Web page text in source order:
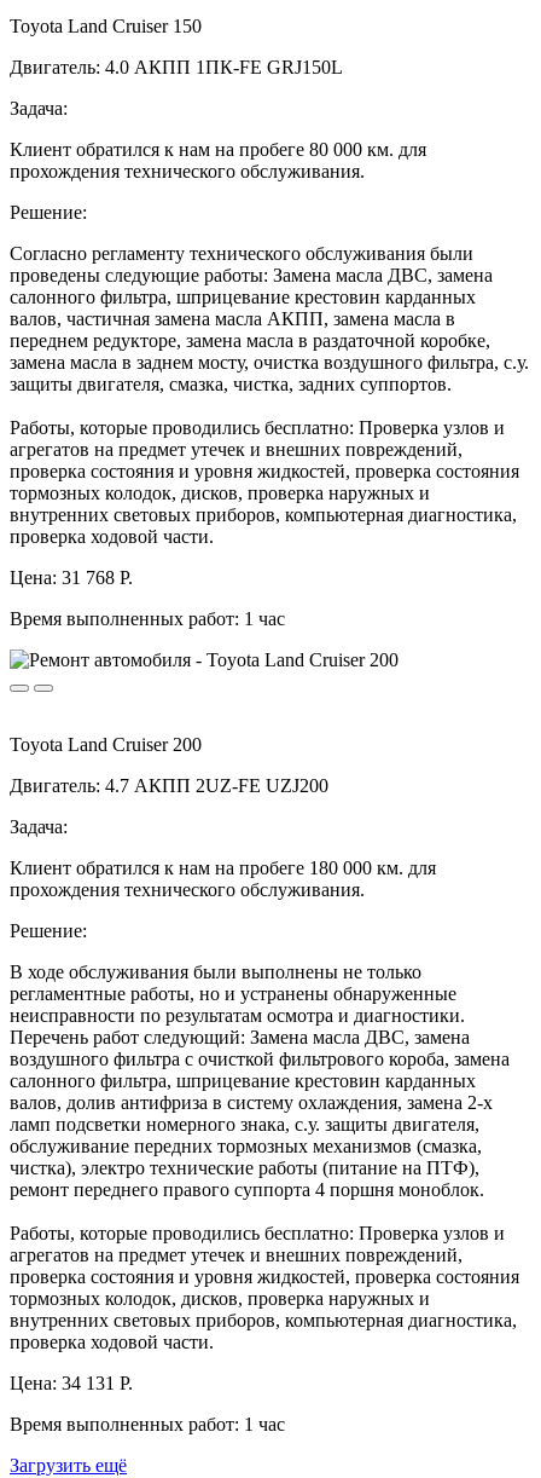
Toyota Land Cruiser 150
Двигатель: 4.0 АКПП 1ПК-FE GRJ150L
Задача:
Клиент обратился к нам на пробеге 80 000 км. для
прохождения технического обслуживания.
Решение:
Согласно регламенту технического обслуживания были
проведены следующие работы: Замена масла ДВС, замена
салонного фильтра, шприцевание крестовин карданных
валов, частичная замена масла АКПП, замена масла в
переднем редукторе, замена масла в раздаточной коробке,
замена масла в заднем мосту, очистка воздушного фильтра, с.у.
защиты двигателя, смазка, чистка, задних суппортов.
Работы, которые проводились бесплатно: Проверка узлов и
агрегатов на предмет утечек и внешних повреждений,
проверка состояния и уровня жидкостей, проверка состояния
тормозных колодок, дисков, проверка наружных и
внутренних световых приборов, компьютерная диагностика,
проверка ходовой части.
Цена: 31 768 Р.
Время выполненных работ: 1 час
Toyota Land Cruiser 200
Двигатель: 4.7 АКПП 2UZ-FE UZJ200
Задача:
Клиент обратился к нам на пробеге 180 000 км. для
прохождения технического обслуживания.
Решение:
В ходе обслуживания были выполнены не только
регламентные работы, но и устранены обнаруженные
неисправности по результатам осмотра и диагностики.
Перечень работ следующий: Замена масла ДВС, замена
воздушного фильтра с очисткой фильтрового короба, замена
салонного фильтра, шприцевание крестовин карданных
валов, долив антифриза в систему охлаждения, замена 2-х
ламп подсветки номерного знака, с.у. защиты двигателя,
обслуживание передних тормозных механизмов (смазка,
чистка), электро технические работы (питание на ПТФ),
ремонт переднего правого суппорта 4 поршня моноблок.
Работы, которые проводились бесплатно: Проверка узлов и
агрегатов на предмет утечек и внешних повреждений,
проверка состояния и уровня жидкостей, проверка состояния
тормозных колодок, дисков, проверка наружных и
внутренних световых приборов, компьютерная диагностика,
проверка ходовой части.
Цена: 34 131 Р.
Время выполненных работ: 1 час
Загрузить ещё